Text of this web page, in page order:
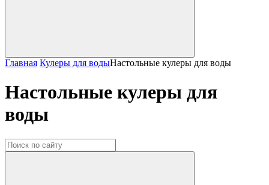
Главная Кулеры для водыНастольные кулеры для воды
Настольные кулеры для
воды